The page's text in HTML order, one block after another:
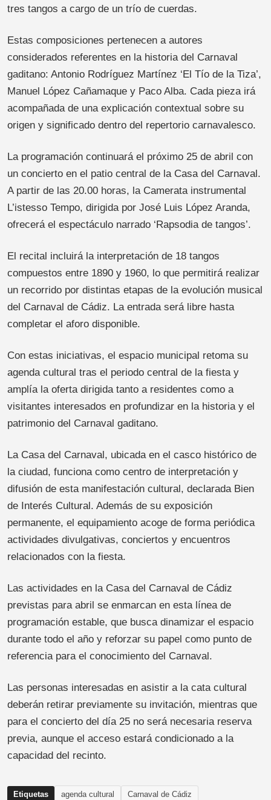
tres tangos a cargo de un trío de cuerdas.
Estas composiciones pertenecen a autores
considerados referentes en la historia del Carnaval
gaditano: Antonio Rodríguez Martínez ‘El Tío de la Tiza’,
Manuel López Cañamaque y Paco Alba. Cada pieza irá
acompañada de una explicación contextual sobre su
origen y significado dentro del repertorio carnavalesco.
La programación continuará el próximo 25 de abril con
un concierto en el patio central de la Casa del Carnaval.
A partir de las 20.00 horas, la Camerata instrumental
L’istesso Tempo, dirigida por José Luis López Aranda,
ofrecerá el espectáculo narrado ‘Rapsodia de tangos’.
El recital incluirá la interpretación de 18 tangos
compuestos entre 1890 y 1960, lo que permitirá realizar
un recorrido por distintas etapas de la evolución musical
del Carnaval de Cádiz. La entrada será libre hasta
completar el aforo disponible.
Con estas iniciativas, el espacio municipal retoma su
agenda cultural tras el periodo central de la fiesta y
amplía la oferta dirigida tanto a residentes como a
visitantes interesados en profundizar en la historia y el
patrimonio del Carnaval gaditano.
La Casa del Carnaval, ubicada en el casco histórico de
la ciudad, funciona como centro de interpretación y
difusión de esta manifestación cultural, declarada Bien
de Interés Cultural. Además de su exposición
permanente, el equipamiento acoge de forma periódica
actividades divulgativas, conciertos y encuentros
relacionados con la fiesta.
Las actividades en la Casa del Carnaval de Cádiz
previstas para abril se enmarcan en esta línea de
programación estable, que busca dinamizar el espacio
durante todo el año y reforzar su papel como punto de
referencia para el conocimiento del Carnaval.
Las personas interesadas en asistir a la cata cultural
deberán retirar previamente su invitación, mientras que
para el concierto del día 25 no será necesaria reserva
previa, aunque el acceso estará condicionado a la
capacidad del recinto.
Etiquetas agenda cultural
Carnaval de Cádiz